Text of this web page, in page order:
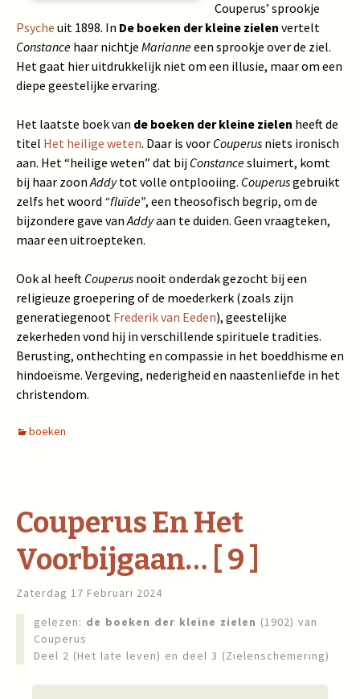
Couperus’ sprookje
Psyche uit 1898. In De boeken der kleine zielen vertelt
Constance haar nichtje Marianneeen sprookje over de ziel.
Het gaat hier uitdrukkelijk niet om een illusie, maar om een
diepe geestelijke ervaring.
Het laatste boek van de boeken der kleine zielen heeft de
titel Het heilige weten. Daar is voor Couperus niets ironisch
aan. Het “heilige weten” dat bij Constancesluimert, komt
bij haar zoonAddytot volle ontplooiing. Couperusgebruikt
zelfs het woord “fluïde”, een theosofisch begrip, om de
bijzondere gave vanAddyaan te duiden. Geen vraagteken,
maar een uitroepteken.
Ook al heeft Couperus nooit onderdak gezocht bij een
religieuze groepering of de moederkerk (zoals zijn
generatiegenoot Frederik van Eeden), geestelijke
zekerheden vond hij in verschillende spirituele tradities.
Berusting, onthechting en compassie in het boeddhisme en
hindoeïsme. Vergeving, nederigheid en naastenliefde in het
christendom.
boeken
Couperus En Het
Voorbijgaan… [ 9 ]
Zaterdag 17 Februari 2024
gelezen: de boeken der kleine zielen (1902) van
Couperus
Deel 2 (Het late leven) en deel 3 (Zielenschemering)